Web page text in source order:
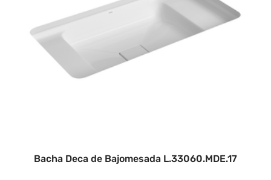
Bacha Deca de Bajomesada L.33060.MDE.17